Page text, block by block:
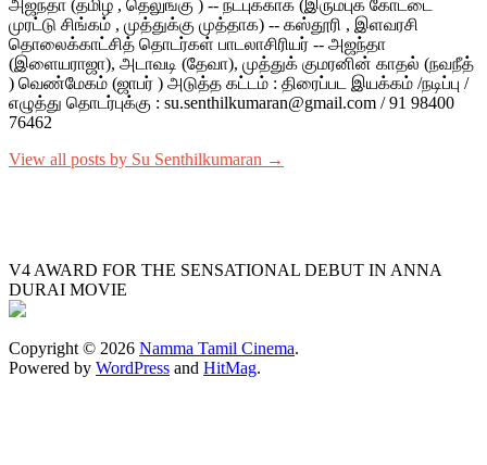
அஜந்தா (தமிழ் , தெலுங்கு ) -- நட்புக்காக (இரும்புக் கோட்டை
முரட்டு சிங்கம் , முத்துக்கு முத்தாக) -- கஸ்தூரி , இளவரசி
தொலைக்காட்சித் தொடர்கள் பாடலாசிரியர் -- அஜந்தா
(இளையராஜா), அடாவடி (தேவா), முத்துக் குமரனின் காதல் (நவநீத்
) வெண்மேகம் (ஜாபர் ) அடுத்த கட்டம் : திரைப்பட இயக்கம் /நடிப்பு /
எழுத்து தொடர்புக்கு : su.senthilkumaran@gmail.com / 91 98400
76462
View all posts by Su Senthilkumaran →
V4 AWARD FOR THE SENSATIONAL DEBUT IN ANNA
DURAI MOVIE
Copyright © 2026 Namma Tamil Cinema.
Powered by WordPress and HitMag.